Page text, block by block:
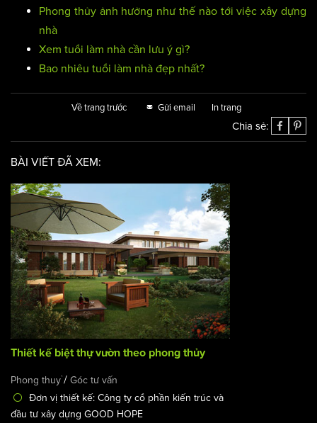
Phong thủy ảnh hưởng như thế nào tới việc xây dựng
nhà
Xem tuổi làm nhà cần lưu ý gì?
Bao nhiêu tuổi làm nhà đẹp nhất?
Về trang trước Gửi email In trang
Chia sẻ:
BÀI VIẾT ĐÃ XEM:
Thiết kế biệt thự vườn theo phong thủy